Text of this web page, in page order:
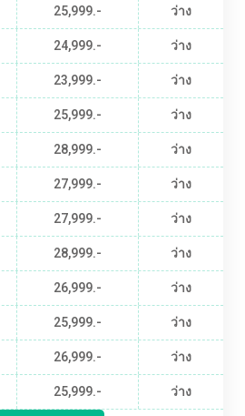
25,999.-
ว่าง
24,999.-
ว่าง
23,999.-
ว่าง
25,999.-
ว่าง
28,999.-
ว่าง
27,999.-
ว่าง
27,999.-
ว่าง
28,999.-
ว่าง
26,999.-
ว่าง
25,999.-
ว่าง
26,999.-
ว่าง
25,999.- ว่าง